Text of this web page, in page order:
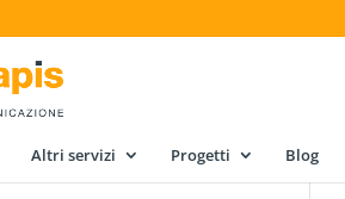
Altri servizi Progetti Blog